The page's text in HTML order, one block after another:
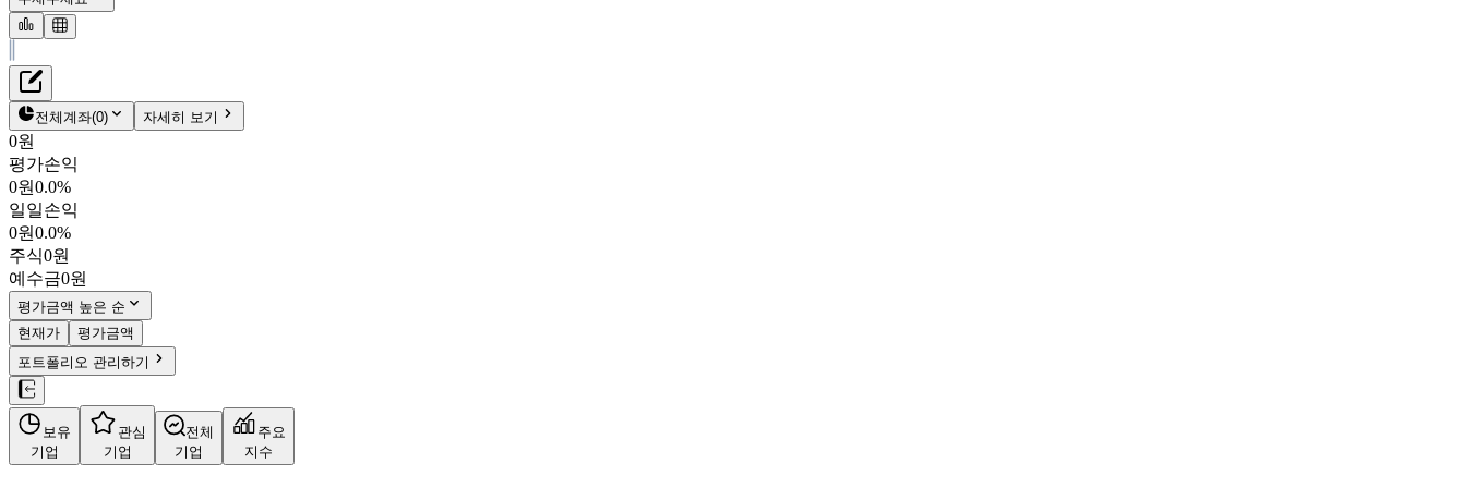
에이비온
624원 9.3
203400
KOSDAQ
시가총액
PBR0.82
PER-
fPER -
배당수익률-
자사주비율0.01%
결산월12월
사업정보
더보기
재무정보
펀더멘탈
밸류에이션
주주환원
컨센서스
주식정보
전체계좌(0) 자세히 보기
0원
평가손익
0원0.0%
일일손익
0원0.0%
주식0원
예수금0원
평가금액 높은 순
현재가
평가금액
포트폴리오 관리하기
보유
기업
관심
기업
전체
기업
주요
지수